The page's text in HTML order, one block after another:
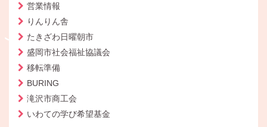
営業情報
りんりん舎
たきざわ日曜朝市
盛岡市社会福祉協議会
移転準備
BURING
滝沢市商工会
いわての学び希望基金